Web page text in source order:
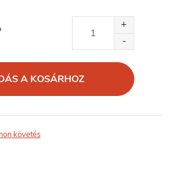
A KOSÁRHOZ
követés